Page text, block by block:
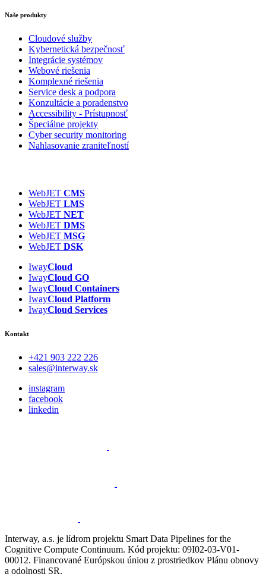
Naše produkty
Cloudové služby
Kybernetická bezpečnosť
Integrácie systémov
Webové riešenia
Komplexné riešenia
Service desk a podpora
Konzultácie a poradenstvo
Accessibility - Prístupnosť
Špeciálne projekty
Cyber security monitoring
Nahlasovanie zraniteľností
WebJET CMS
WebJET LMS
WebJET NET
WebJET DMS
WebJET MSG
WebJET DSK
IwayCloud
IwayCloud GO
IwayCloud Containers
IwayCloud Platform
IwayCloud Services
Kontakt
+421 903 222 226
sales@interway.sk
instagram
facebook
linkedin
Interway, a.s. je lídrom projektu Smart Data Pipelines for the
Cognitive Compute Continuum. Kód projektu: 09I02-03-V01-
00012. Financované Európskou úniou z prostriedkov Plánu obnovy
a odolnosti SR.